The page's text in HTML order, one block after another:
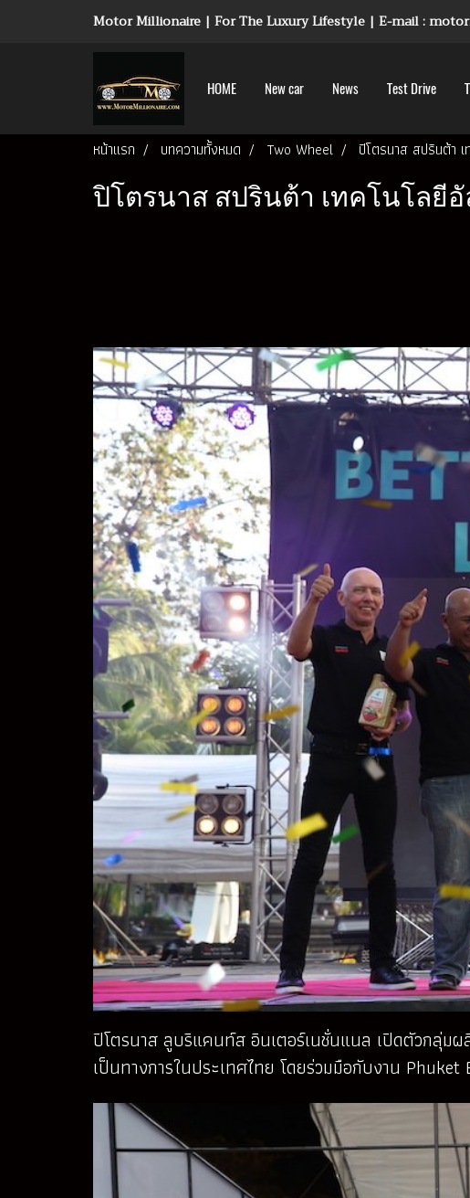
Motor Millionaire | For The Luxury Lifestyle | E-mail :
HOME New car News Test Drive
หน้าแรก บทความทั้งหมด Two Wheel ปิโตรนาส สปรินต้า
ปิโตรนาส สปรินต้า เทคโนโลยี
ปิโตรนาส ลูบริแคนท์ส อินเตอร์เนชั่นแนล เปิดตัวกลุ่ม
เป็นทางการในประเทศไทย โดยร่วมมือกับงาน Phuket